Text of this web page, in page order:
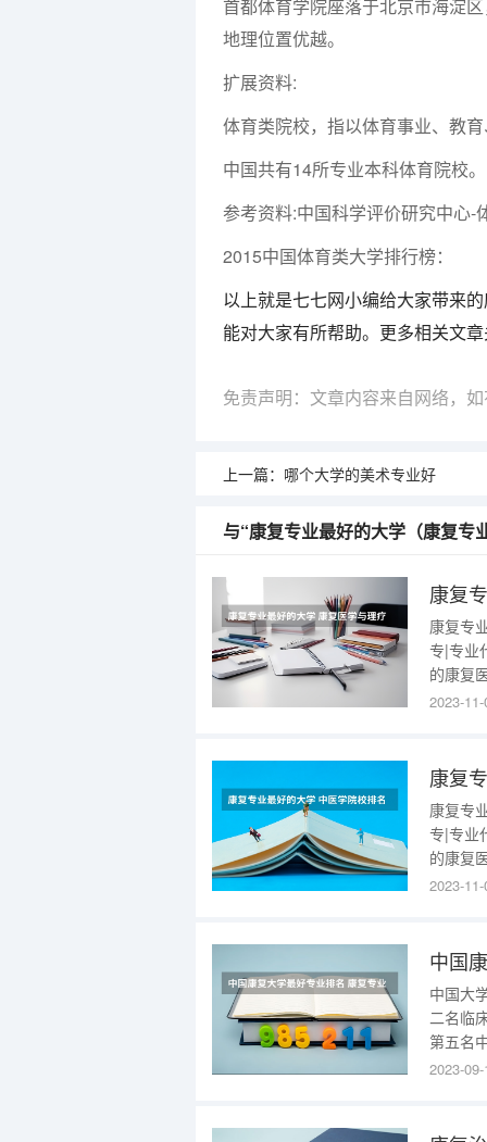
首都体育学院座落于北京市海淀
地理位置优越。
扩展资料:
体育类院校，指以体育事业、教
中国共有14所专业本科体育院校
参考资料:中国科学评价研究中心-
2015中国体育类大学排行榜：
以上就是七七网小编给大家带来
能对大家有所帮助。更多相关文
免责声明：文章内容来自网络，
上一篇： 哪个大学的美术专业好
与“康复专业最好的大学（康复专
康复专
专|专业
的康复
势，具
2023-
康复专
专|专业
的康复
势，具
2023-
中国
中国大
二名临
第五名
方向的
2023-